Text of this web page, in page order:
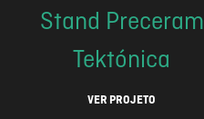
Stand Preceram
Tektónica
VER PROJETO